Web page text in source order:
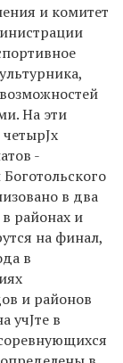
и комитет
На эти
-
в два
районах и
на финал,
в
и районов
учЈте в